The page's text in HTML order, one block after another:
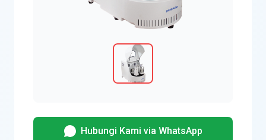
Hubungi Kami via WhatsApp